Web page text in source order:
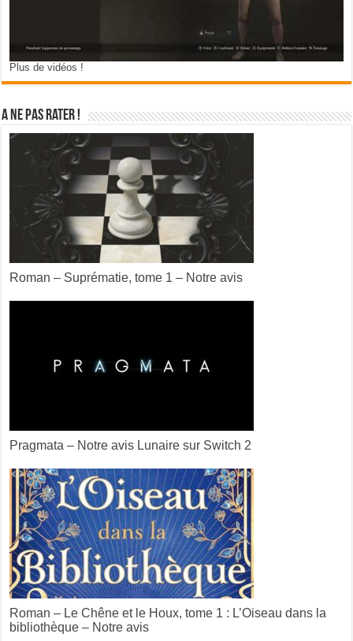
Plus de vidéos !
A ne pas rater !
Roman – Suprématie, tome 1 – Notre avis
Pragmata – Notre avis Lunaire sur Switch 2
Roman – Le Chêne et le Houx, tome 1 : L’Oiseau dans la
bibliothèque – Notre avis